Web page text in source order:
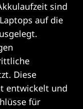
sind
auf die
Diese
entwickelt und
für